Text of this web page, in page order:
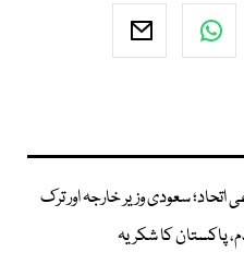
سعودی وزیر خارجہ اور ترک
پاکستان کا شکریہ